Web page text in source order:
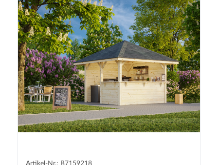
Artikel-Nr.: B7159218